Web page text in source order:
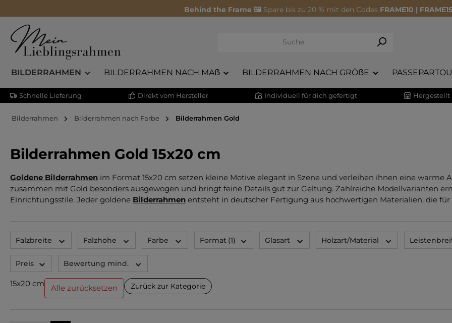
Behind the Frame 🖼️ Spare bis zu 20 % mit den Codes FRAME10 |
BILDERRAHMEN BILDERRAHMEN NACH MAẞ BILDERRAHMEN NACH GRÖẞE
Schnelle Lieferung Direkt vom Hersteller Individuell für dich gefertigt Hergestellt
Bilderrahmen Bilderrahmen nach Farbe Bilderrahmen Gold
Bilderrahmen Gold 15x20 cm
Goldene Bilderrahmen im Format 15x20 cm setzen kleine Motive elegant in Szene und verleihen ihnen eine warme
zusammen mit Gold besonders ausgewogen und bringt feine Details gut zur Geltung. Zahlreiche Modellvarianten
Einrichtungsstile. Jeder goldene Bilderrahmen entsteht in deutscher Fertigung aus hochwertigen Materialien, die
Falzbreite Falzhöhe Farbe Format (1) Glasart Holzart/Material
Preis Bewertung mind.
15x20 cm Alle zurücksetzen Zurück zur Kategorie